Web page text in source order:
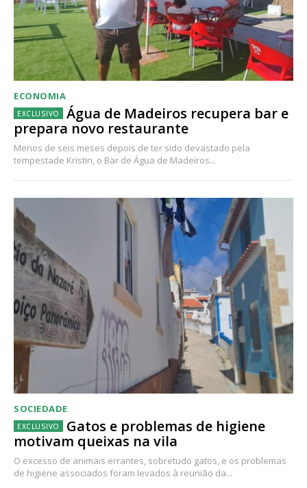
ECONOMIA
Água de Madeiros recupera bar e
prepara novo restaurante
Menos de seis meses depois de ter sido devastado pela
tempestade Kristin, o Bar de Água de Madeiros...
SOCIEDADE
Gatos e problemas de higiene
motivam queixas na vila
O excesso de animais errantes, sobretudo gatos, e os problemas
de higiene associados foram levados à reunião da...